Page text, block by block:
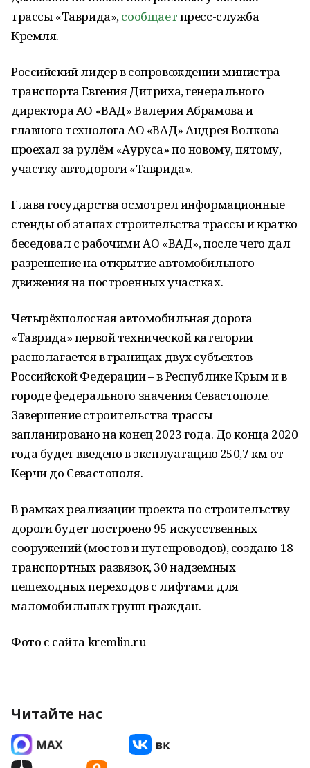
трассы «Таврида»,сообщаетпресс-служба
Кремля.
Российский лидер в сопровождении министра
транспорта Евгения Дитриха, генерального
директора АО «ВАД» Валерия Абрамова и
главного технолога АО «ВАД» Андрея Волкова
проехал за рулём «Ауруса» по новому, пятому,
участку автодороги «Таврида».
Глава государства осмотрел информационные
стенды об этапах строительства трассы и кратко
беседовал с рабочими АО «ВАД», после чего дал
разрешение на открытие автомобильного
движения на построенных участках.
Четырёхполосная автомобильная дорога
«Таврида» первой технической категории
располагается в границах двух субъектов
Российской Федерации – в Республике Крым и в
городе федерального значения Севастополе.
Завершение строительства трассы
запланировано на конец 2023 года. До конца 2020
года будет введено в эксплуатацию 250,7 км от
Керчи до Севастополя.
В рамках реализации проекта по строительству
дороги будет построено 95 искусственных
сооружений (мостов и путепроводов), создано 18
транспортных развязок, 30 надземных
пешеходных переходов с лифтами для
маломобильных групп граждан.
Фото с сайта kremlin.ru
Читайте нас